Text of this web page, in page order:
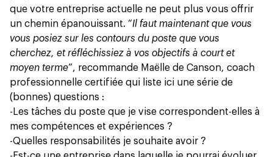
que votre entreprise actuelle ne peut plus vous offrir
un chemin épanouissant. “Il faut maintenant que vous
vous posiez sur les contours du poste que vous
cherchez, et réfléchissiez à vos objectifs à court et
moyen terme”, recommande Maëlle de Canson, coach
professionnelle certifiée qui liste ici une série de
(bonnes) questions :
-Les tâches du poste que je vise correspondent-elles à
mes compétences et expériences ?
-Quelles responsabilités je souhaite avoir ?